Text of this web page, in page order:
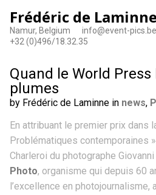
Frédéric de Laminne
Namur, Belgium
info@event-pics.be
+32 (0)496/18.32.35
Quand le World
plumes
by Frédéric de Laminne in news,
En attribuant le premier prix dans
Problématiques contemporaines
Charleroi du photographe
Photo, organisme qui depuis 60
l’excellence en photojournalisme,